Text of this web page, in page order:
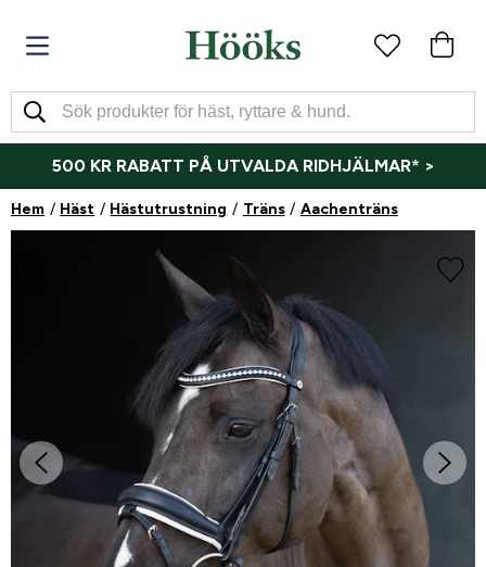
500 KR RABATT PÅ UTVALDA RIDHJÄLMAR* >
Hem Häst Hästutrustning Träns Aachenträns